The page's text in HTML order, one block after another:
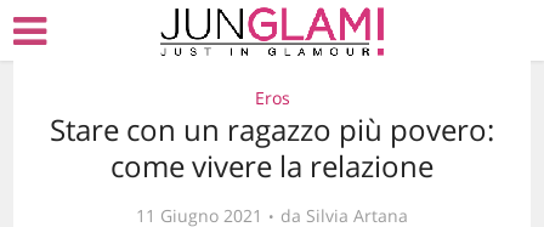
Eros
Stare con un ragazzo più povero:
come vivere la relazione
11 Giugno 2021 da Silvia Artana